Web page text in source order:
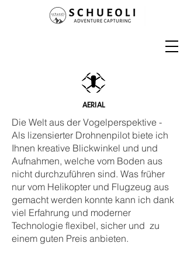
AERIAL
Die Welt aus der Vogelperspektive -
Als lizensierter Drohnenpilot biete ich
Ihnen kreative Blickwinkel und und
Aufnahmen, welche vom Boden aus
nicht durchzuführen sind. Was früher
nur vom Helikopter und Flugzeug aus
gemacht werden konnte kann ich dank
viel Erfahrung und moderner
Technologie flexibel, sicher und zu
einem guten Preis anbieten.